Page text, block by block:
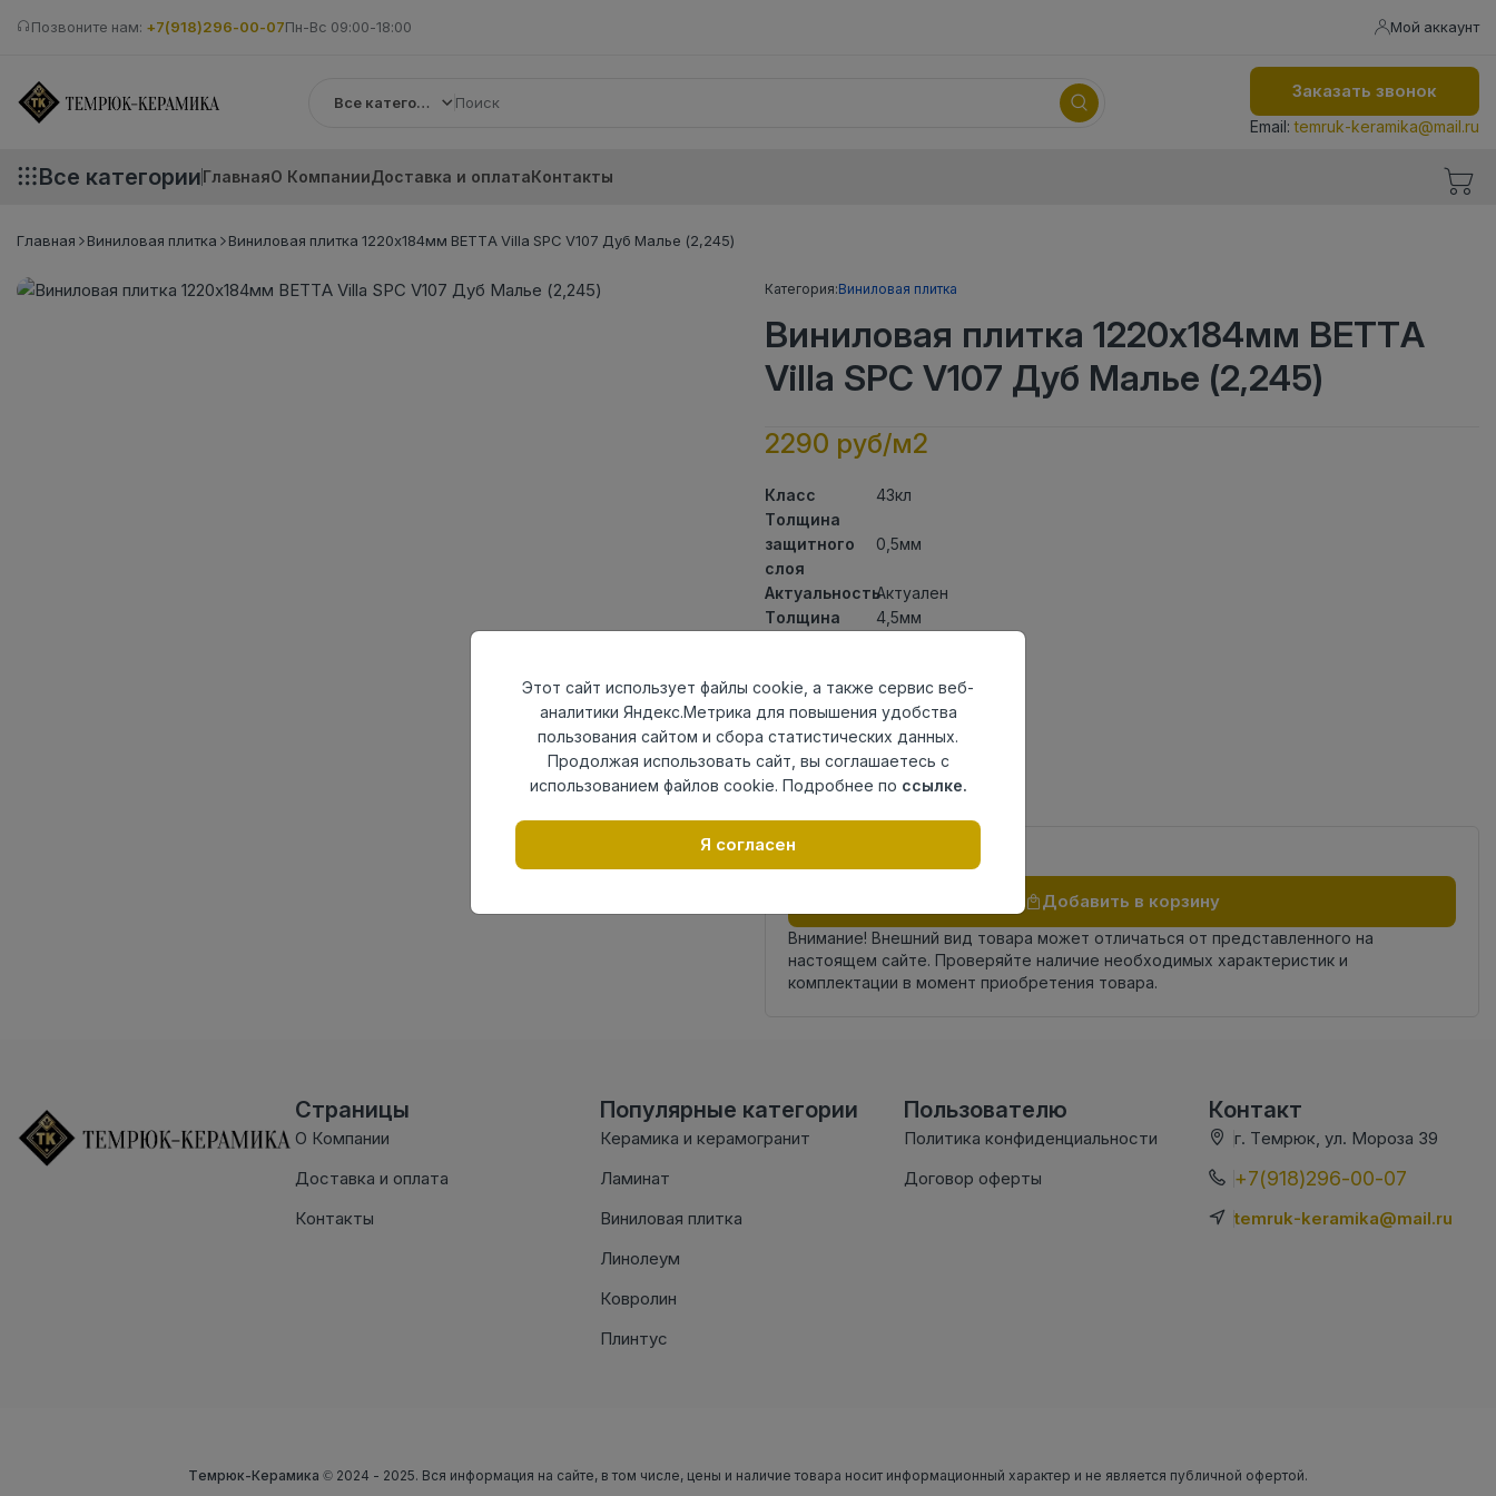
Позвоните нам: +7(918)296-00-07Пн-Вс 09:00-18:00 Мой аккаунт
Все категории
Заказать звонок
Email:temruk-keramika@mail.ru
Все категорииГлавнаяО КомпанииДоставка и оплатаКонтакты
Главная Виниловая плитка Виниловая плитка 1220х184мм BETTA Villa SPC V107 Дуб Малье (2,245)
Категория:Виниловая плитка
Виниловая плитка 1220х184мм BETTA
Villa SPC V107 Дуб Малье (2,245)
2290 руб/м2
Класс
43кл
Толщина
защитного
слоя
0,5мм
АктуальностьАктуален
Толщина
4,5мм
Теплый пол
до +27 градусов
Способ
укладки
Замковый метод
Фаска
4V
Страна
Добавить в корзину
Внимание! Внешний вид товара может отличаться от представленного на
настоящем сайте. Проверяйте наличие необходимых характеристик и
комплектации в момент приобретения товара.
Страницы
О Компании
Доставка и оплата
Контакты
Популярные категории
Керамика и керамогранит
Ламинат
Виниловая плитка
Линолеум
Ковролин
Плинтус
Пользователю
Политика конфиденциальности
Договор оферты
Контакт
г. Темрюк, ул. Мороза 39
+7(918)296-00-07
temruk-keramika@mail.ru
Темрюк-Керамика © 2024 - 2025. Вся информация на сайте, в том числе, цены и наличие товара носит информационный характер и не является публичной офертой.
Этот сайт использует файлы cookie, а также сервис веб-
аналитики Яндекс.Метрика для повышения удобства
пользования сайтом и сбора статистических данных.
Продолжая использовать сайт, вы соглашаетесь с
использованием файлов cookie. Подробнее по ссылке.
Я согласен